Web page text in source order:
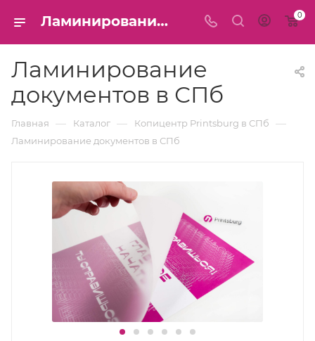
Ламинирование А4, А3, А5, А6, А7, глянцевое и матовое в СПб 0
Ламинирование
документов в СПб
Главная — Каталог — Копицентр Printsburg в СПб —
Ламинирование документов в СПб